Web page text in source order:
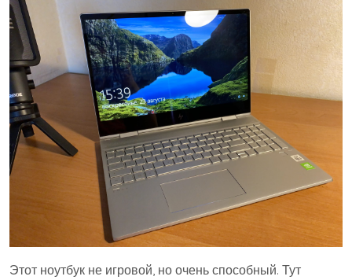
Этот ноутбук не игровой, но очень способный. Тут